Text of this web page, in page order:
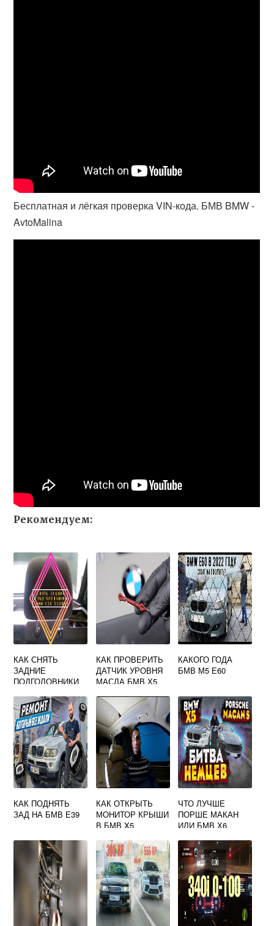
Бесплатная и лёгкая проверка VIN-кода. БМВ BMW -
AvtoMalina
Рекомендуем:
КАК СНЯТЬ
ЗАДНИЕ
ПОДГОЛОВНИКИ
КАК ПРОВЕРИТЬ
ДАТЧИК УРОВНЯ
МАСЛА БМВ Х5
КАКОГО ГОДА
БМВ М5 Е60
КАК ПОДНЯТЬ
ЗАД НА БМВ Е39
КАК ОТКРЫТЬ
МОНИТОР КРЫШИ
В БМВ X5
ЧТО ЛУЧШЕ
ПОРШЕ МАКАН
ИЛИ БМВ Х6